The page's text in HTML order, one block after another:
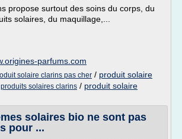
propose surtout des soins du corps, du
solaires, du maquillage,...
parfums.com
solaire clarins pas cher / produit solaire
produits solaires clarins / produit solaire
solaires bio ne sont pas
pour ...